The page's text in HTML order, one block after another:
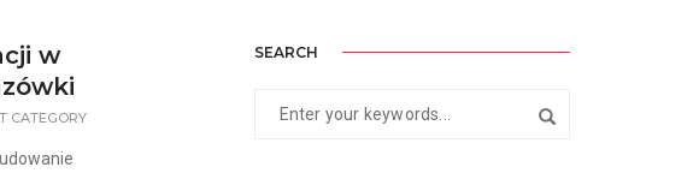
w
CATEGORY
SEARCH